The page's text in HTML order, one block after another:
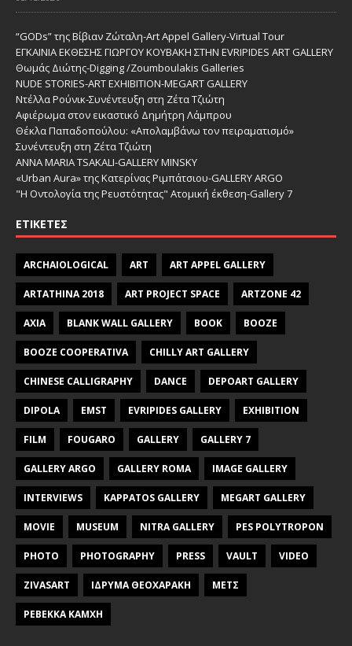
“GODs” της Βίβιαν Ζώταλη-Art Appel Gallery-Virtual Tour
ΕΓΚΑΙΝΙΑ ΕΚΘΕΣΗΣ ΓΙΩΡΓΟΥ ΚΟΥΒΑΚΗ ΣΤΗΝ EVRIPIDES ART GALLERY
Θωμάς Διώτης-Digging /Zoumboulakis Galleries
NUDE STORIES-ΑRT EXHIBITION-MEGART GALLERY
Ντέλλα Ρούνικ-Συνέντευξη στη Ζέτα Τζιώτη
Αφιέρωμα στον εικαστικό Δημήτρη Λάμπρου
Θέκλα Παπαδοπούλου: «Απολαμβάνω τον πειραματισμό»
Συνέντευξη στη Ζέτα Τζιώτη
ANNA MARIA TSAKALI-GALLERY MINSKY
«Urban Aura» της Κατερίνας Ριμπάτσιου-GALLERY ARGO
"Η Οντολογία της Ρευστότητας" Ατομική έκθεση-Gallery 7
ΕΤΙΚΈΤΕΣ
ARCHAIOLOGICAL ART ART APPEL GALLERY
ARTATHINA 2018 ART PROJECT SPACE ARTZONE 42
AXIA BLANK WALL GALLERY BOOK BOOZE
BOOZE COOPERATIVA CHILLY ART GALLERY
CHINESE CALLIGRAPHY DANCE DEPOART GALLERY
DIPOLA EMST EVRIPIDES GALLERY EXHIBITION
FILM FOUGARO GALLERY GALLERY 7
GALLERY ARGO GALLERY ROMA IMAGE GALLERY
INTERVIEWS KAPPATOS GALLERY MEGART GALLERY
MOVIE MUSEUM NITRA GALLERY PES POLYTROPON
PHOTO PHOTOGRAPHY PRESS VAULT VIDEO
ZIVASART ΙΔΡΥΜΑ ΘΕΟΧΑΡΑΚΗ ΜΕΤΣ
ΡΕΒΕΚΚΑ ΚΑΜΧΗ